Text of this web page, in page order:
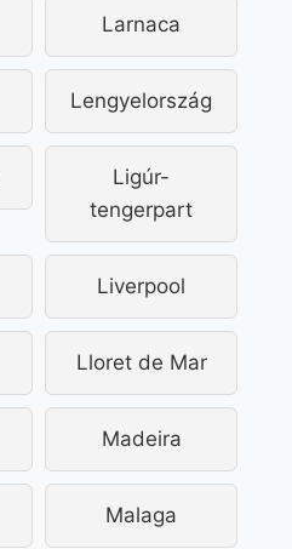
Larnaca
Lengyelország
Ligúr-
tengerpart
Liverpool
Lloret de Mar
Madeira
Malaga